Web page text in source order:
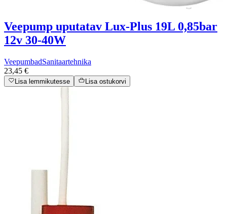
Veepump uputatav Lux-Plus 19L 0,85bar
12v 30-40W
VeepumbadSanitaartehnika
23,45 €
Lisa lemmikutesse Lisa ostukorvi